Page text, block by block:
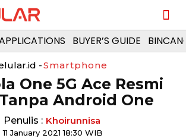
BUYER’S GUIDE
-Smartphone
One 5G Ace Resmi
Android One
Penulis : Khoirunnisa
11 January 2021 18:30 WIB